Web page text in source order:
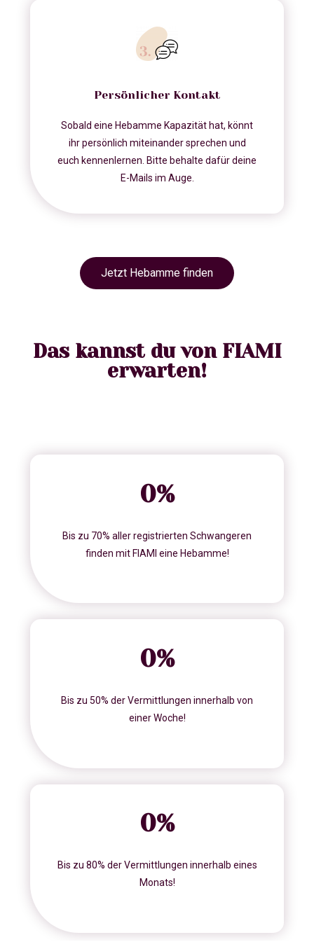
Persönlicher Kontakt
Sobald eine Hebamme Kapazität hat, könnt
ihr persönlich miteinander sprechen und
euch kennenlernen. Bitte behalte dafür deine
E-Mails im Auge.
Jetzt Hebamme finden
Das kannst du von FIAMI
erwarten!
0%
Bis zu 70% aller registrierten Schwangeren
finden mit FIAMI eine Hebamme!
0%
Bis zu 50% der Vermittlungen innerhalb von
einer Woche!
0%
Bis zu 80% der Vermittlungen innerhalb eines
Monats!